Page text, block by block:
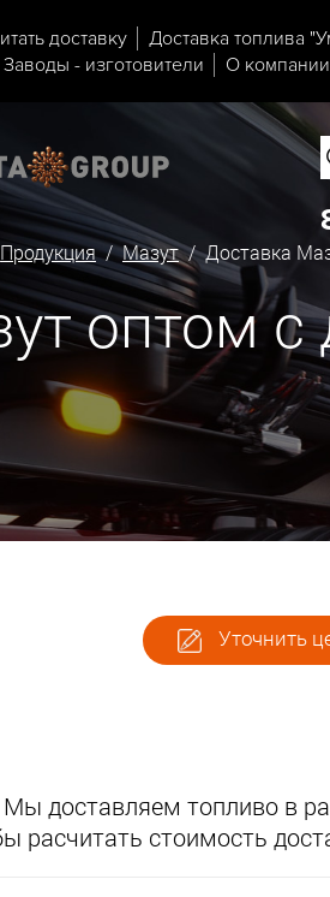
доставку Доставка топлива
Заводы - изготовители О компании
Продукция/Мазут/ Доставка
оптом с
Уточнить
Мы доставляем топливо в
расчитать стоимость